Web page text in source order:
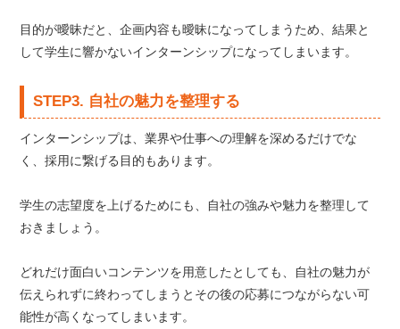
目的が曖昧だと、企画内容も曖昧になってしまうため、結果と
して学生に響かないインターンシップになってしまいます。
STEP3. 自社の魅力を整理する
インターンシップは、業界や仕事への理解を深めるだけでな
く、採用に繋げる目的もあります。
学生の志望度を上げるためにも、自社の強みや魅力を整理して
おきましょう。
どれだけ面白いコンテンツを用意したとしても、自社の魅力が
伝えられずに終わってしまうとその後の応募につながらない可
能性が高くなってしまいます。